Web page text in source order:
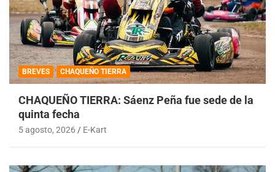
BREVES CHAQUEÑO TIERRA
CHAQUEÑO TIERRA: Sáenz Peña fue sede de la
quinta fecha
5 agosto, 2026 E-Kart